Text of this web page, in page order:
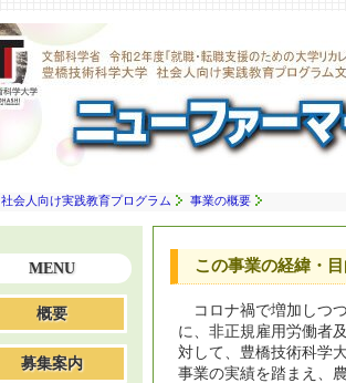
社会人向け実践教育プログラム 事業の概要
MENU
概要
募集案内
この事業の経緯・
コロナ禍で増加しつ
に、非正規雇用労働者
対して、豊橋技術科学
事業の実績を踏まえ、